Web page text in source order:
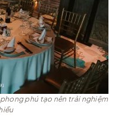
phú tạo nên trải nghiệm